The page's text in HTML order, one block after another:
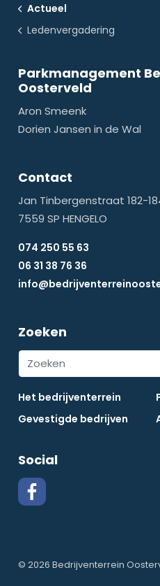
Actueel
Ledenvergadering
Parkmanagement
Oosterveld
Aron Smeenk
Dorien Jansen in de Wal
Contact
Jan Tinbergenstraat 182-
7559 SP HENGELO
074 250 55 63
06 31 38 76 36
Zoeken
Het bedrijventerrein
Gevestigde bedrijven
Social
© 2026 Bedrijventerrein